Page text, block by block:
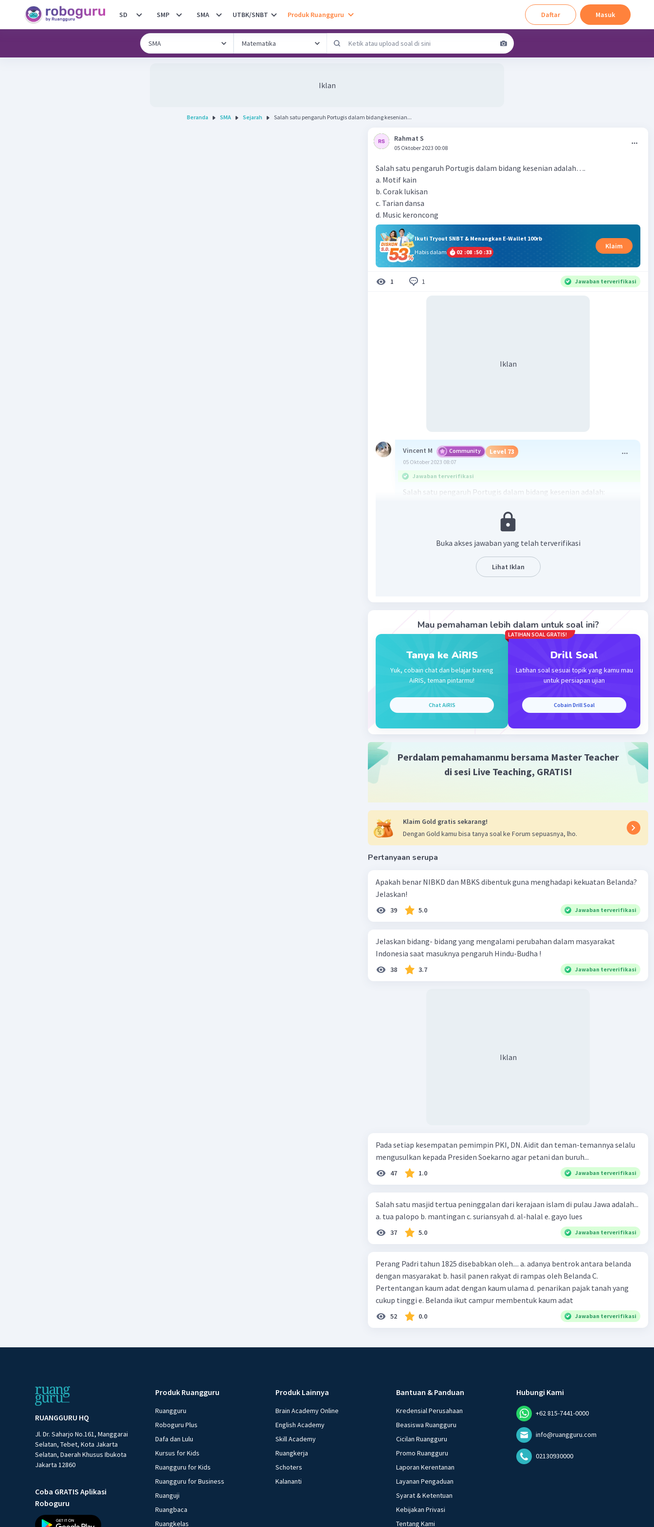
SD SMP SMA UTBK/SNBT Produk Ruangguru Daftar Masuk
Iklan
Beranda SMA Sejarah Salah satu pengaruh Portugis dalam bidang kesenian...
Rahmat S
05 Oktober 2023 00:08
Salah satu pengaruh Portugis dalam bidang kesenian adalah….
a. Motif kain
b. Corak lukisan
c. Tarian dansa
d. Music keroncong
Ikuti Tryout SNBT & Menangkan E-Wallet 100rb
Habis dalam
02 :08 :50 :33
Klaim
1 1 Jawaban terverifikasi
Iklan
Vincent M Community Level 73
05 Oktober 2023 08:07
Jawaban terverifikasi
Salah satu pengaruh Portugis dalam bidang kesenian adalah:
Beri Rating· 0.0(0) Balas
Iklan
Buka akses jawaban yang telah terverifikasi
Lihat Iklan
Mau pemahaman lebih dalam untuk soal ini?
Tanya ke AiRIS
Yuk, cobain chat dan belajar bareng
AiRIS, teman pintarmu!
Chat AiRIS
LATIHAN SOAL GRATIS!
Drill Soal
Latihan soal sesuai topik yang kamu mau
untuk persiapan ujian
Cobain Drill Soal
Perdalam pemahamanmu bersama Master Teacher
di sesi Live Teaching, GRATIS!
Klaim Gold gratis sekarang!
Dengan Gold kamu bisa tanya soal ke Forum sepuasnya, lho.
Pertanyaan serupa
Apakah benar NIBKD dan MBKS dibentuk guna menghadapi kekuatan Belanda?
Jelaskan!
39 5.0 Jawaban terverifikasi
Jelaskan bidang- bidang yang mengalami perubahan dalam masyarakat
Indonesia saat masuknya pengaruh Hindu-Budha !
38 3.7 Jawaban terverifikasi
Iklan
Pada setiap kesempatan pemimpin PKI, DN. Aidit dan teman-temannya selalu
mengusulkan kepada Presiden Soekarno agar petani dan buruh...
47 1.0 Jawaban terverifikasi
Salah satu masjid tertua peninggalan dari kerajaan islam di pulau Jawa adalah...
a. tua palopo b. mantingan c. suriansyah d. al-halal e. gayo lues
37 5.0 Jawaban terverifikasi
Perang Padri tahun 1825 disebabkan oleh.... a. adanya bentrok antara belanda
dengan masyarakat b. hasil panen rakyat di rampas oleh Belanda C.
Pertentangan kaum adat dengan kaum ulama d. penarikan pajak tanah yang
cukup tinggi e. Belanda ikut campur membentuk kaum adat
52 0.0 Jawaban terverifikasi
RUANGGURU HQ
Jl. Dr. Saharjo No.161, Manggarai
Selatan, Tebet, Kota Jakarta
Selatan, Daerah Khusus Ibukota
Jakarta 12860
Coba GRATIS Aplikasi
Roboguru
Produk Ruangguru
Ruangguru
Roboguru Plus
Dafa dan Lulu
Kursus for Kids
Ruangguru for Kids
Ruangguru for Business
Ruanguji
Ruangbaca
Ruangkelas
Produk Lainnya
Brain Academy Online
English Academy
Skill Academy
Ruangkerja
Schoters
Kalananti
Bantuan & Panduan
Kredensial Perusahaan
Beasiswa Ruangguru
Cicilan Ruangguru
Promo Ruangguru
Laporan Kerentanan
Layanan Pengaduan
Syarat & Ketentuan
Kebijakan Privasi
Tentang Kami
Hubungi Kami
+62 815-7441-0000
info@ruangguru.com
02130930000